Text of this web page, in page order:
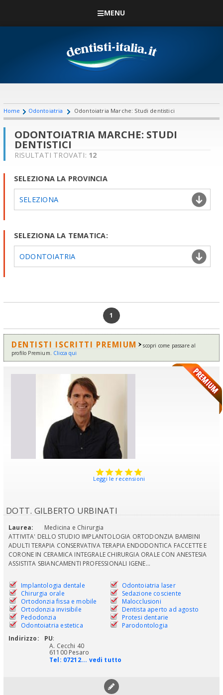
MENU
Home Odontoiatria Odontoiatria Marche: Studi dentistici
ODONTOIATRIA MARCHE: STUDI
DENTISTICI
RISULTATI TROVATI: 12
SELEZIONA LA PROVINCIA
SELEZIONA
SELEZIONA LA TEMATICA:
ODONTOIATRIA
1
DENTISTI ISCRITTI PREMIUM
scopri come passare al
profilo Premium. Clicca qui
Leggi le recensioni
DOTT. GILBERTO URBINATI
Laurea:
Medicina e Chirurgia
ATTIVITA' DELLO STUDIO IMPLANTOLOGIA ORTODONZIA BAMBINI
ADULTI TERAPIA CONSERVATIVA TERAPIA ENDODONTICA FACCETTE E
CORONE IN CERAMICA INTEGRALE CHIRURGIA ORALE CON ANESTESIA
ASSISTITA SBIANCAMENTI PROFESSIONALI IGENE...
Implantologia dentale
Chirurgia orale
Ortodonzia fissa e mobile
Ortodonzia invisibile
Pedodonzia
Odontoiatria estetica
Odontoiatria laser
Sedazione cosciente
Malocclusioni
Dentista aperto ad agosto
Protesi dentarie
Parodontologia
Indirizzo:
PU:
A. Cecchi 40
61100 Pesaro
Tel: 07212... vedi tutto